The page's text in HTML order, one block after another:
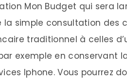
Mon Budget qui sera
la simple consultation des
traditionnel à celles
exemple en conservant
Iphone. Vous pourrez